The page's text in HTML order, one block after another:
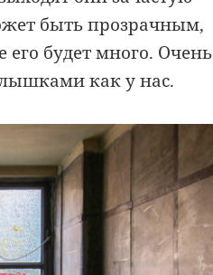
быть прозрачным,
будет много. Очень
как у нас.